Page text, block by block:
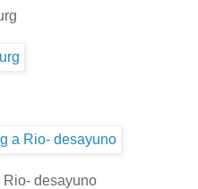
Rio- desayuno